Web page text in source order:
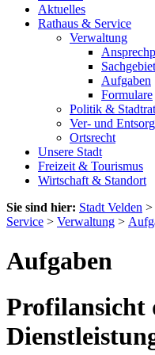
Aktuelles
Rathaus & Service
Verwaltung
Aufgaben
Formulare
Politik & Stadtrat
Ver- und
Ortsrecht
Unsere Stadt
Freizeit & Tourismus
Wirtschaft & Standort
Sie sind hier: Stadt Velden >
Service > Verwaltung >
Aufgaben
Profilansicht